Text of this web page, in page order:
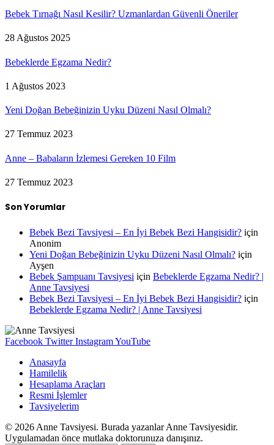
Bebek Tırnağı Nasıl Kesilir? Uzmanlardan Güvenli Öneriler
28 Ağustos 2025
Bebeklerde Egzama Nedir?
1 Ağustos 2023
Yeni Doğan Bebeğinizin Uyku Düzeni Nasıl Olmalı?
27 Temmuz 2023
Anne – Babaların İzlemesi Gereken 10 Film
27 Temmuz 2023
Son Yorumlar
Bebek Bezi Tavsiyesi – En İyi Bebek Bezi Hangisidir? için
Anonim
Yeni Doğan Bebeğinizin Uyku Düzeni Nasıl Olmalı? için
Ayşen
Bebek Şampuanı Tavsiyesi için Bebeklerde Egzama Nedir? |
Anne Tavsiyesi
Bebek Bezi Tavsiyesi – En İyi Bebek Bezi Hangisidir? için
Bebeklerde Egzama Nedir? | Anne Tavsiyesi
Facebook Twitter InstagramYouTube
Anasayfa
Hamilelik
Hesaplama Araçları
Resmi İşlemler
Tavsiyelerim
© 2026 Anne Tavsiyesi. Burada yazanlar Anne Tavsiyesidir.
Uygulamadan önce mutlaka doktorunuza danışınız.